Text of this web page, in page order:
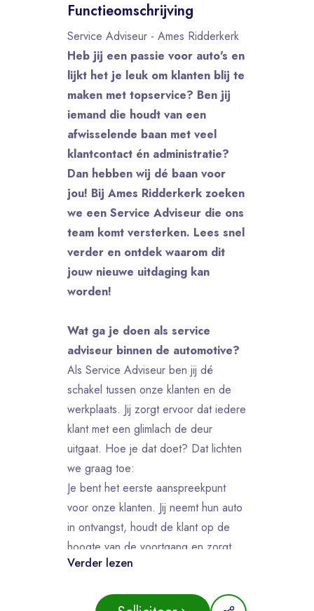
Functieomschrijving
Service Adviseur - Ames Ridderkerk
Heb jij een passie voor auto's en
lijkt het je leuk om klanten blij te
maken met topservice? Ben jij
iemand die houdt van een
afwisselende baan met veel
klantcontact én administratie?
Dan hebben wij dé baan voor
jou! Bij Ames Ridderkerk zoeken
we een Service Adviseur die ons
team komt versterken. Lees snel
verder en ontdek waarom dit
jouw nieuwe uitdaging kan
worden!
Wat ga je doen als service
adviseur binnen de automotive?
Als Service Adviseur ben jij dé
schakel tussen onze klanten en de
werkplaats. Jij zorgt ervoor dat iedere
klant met een glimlach de deur
uitgaat. Hoe je dat doet? Dat lichten
we graag toe:
Je bent het eerste aanspreekpunt
voor onze klanten. Jij neemt hun auto
in ontvangst, houdt de klant op de
hoogte van de voortgang en zorgt
ervoor dat de klant tevreden naar
Daarnaast ben jij dé schakel tussen
Verder lezen